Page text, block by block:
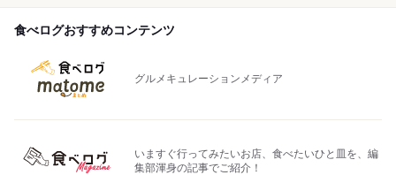
食べログおすすめコンテンツ
グルメキュレーションメディア
いますぐ行ってみたいお店、食べたいひと皿を、編
集部渾身の記事でご紹介！